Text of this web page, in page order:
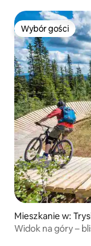
Wybór gości
Wybór gości
Mieszkanie w:
Widok na góry –